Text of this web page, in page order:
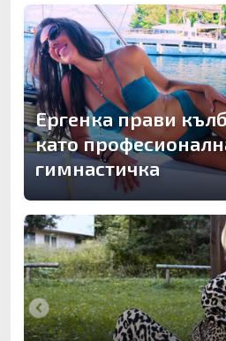
Ергенка прави
като
гимнастичка